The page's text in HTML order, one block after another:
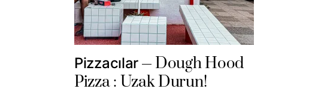
Pizzacılar
Dough Hood
Pizza : Uzak Durun!